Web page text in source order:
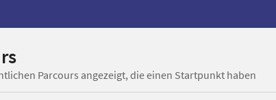
Parcours angezeigt, die einen Startpunkt haben